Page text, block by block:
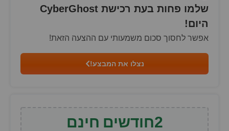
שלמו פחות בעת רכישת CyberGhost
היום!
אפשר לחסוך סכום משמעותי עם ההצעה הזאת!
נצלו את המבצע!
2חודשים חינם